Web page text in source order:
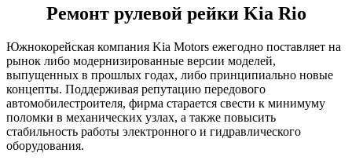
Ремонт рулевой рейки Kia Rio
Южнокорейская компания Kia Motors ежегодно поставляет на
рынок либо модернизированные версии моделей,
выпущенных в прошлых годах, либо принципиально новые
концепты. Поддерживая репутацию передового
автомобилестроителя, фирма старается свести к минимуму
поломки в механических узлах, а также повысить
стабильность работы электронного и гидравлического
оборудования.